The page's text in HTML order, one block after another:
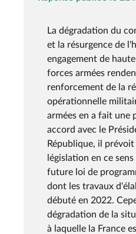
La dégradation du
et la résurgence de
engagement de
forces armées
renforcement de la
opérationnelle
armées en a fait une
accord avec le
République, il
législation en ce
future loi de
dont les travaux
débuté en 2022.
dégradation de la
à laquelle la France